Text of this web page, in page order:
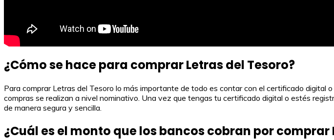
¿Cómo se hace para comprar Letras del Tesoro?
Para comprar Letras del Tesoro lo más importante de todo es contar con el certificado
compras se realizan a nivel nominativo. Una vez que tengas tu certificado digital o estés
de manera segura y sencilla.
¿Cuál es el monto que los bancos cobran por comprar